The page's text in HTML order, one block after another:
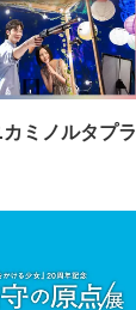
ミノルタプラ